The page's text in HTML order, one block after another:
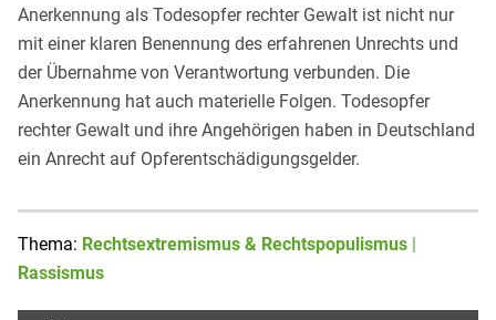
Anerkennung als Todesopfer rechter Gewalt ist nicht nur
mit einer klaren Benennung des erfahrenen Unrechts und
der Übernahme von Verantwortung verbunden. Die
Anerkennung hat auch materielle Folgen. Todesopfer
rechter Gewalt und ihre Angehörigen haben in Deutschland
ein Anrecht auf Opferentschädigungsgelder.
Thema: Rechtsextremismus & Rechtspopulismus |
Rassismus